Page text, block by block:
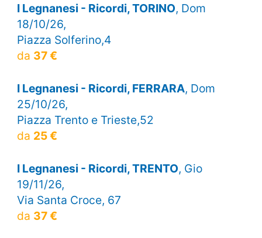
I Legnanesi - Ricordi, TORINO, Dom
18/10/26,
Piazza Solferino,4
da 37 €
I Legnanesi - Ricordi, FERRARA, Dom
25/10/26,
Piazza Trento e Trieste,52
da 25 €
I Legnanesi - Ricordi, TRENTO, Gio
19/11/26,
Via Santa Croce, 67
da 37 €